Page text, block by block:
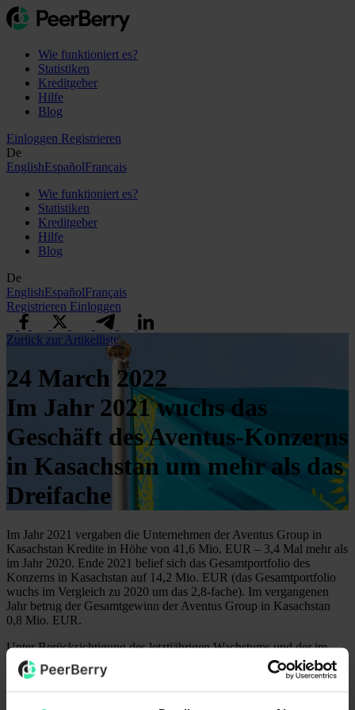
Wie funktioniert es?
Statistiken
Kreditgeber
Hilfe
Blog
Einloggen Registrieren
De
EnglishEspañolFrançais
Wie funktioniert es?
Statistiken
Kreditgeber
Hilfe
Blog
De
EnglishEspañolFrançais
Registrieren Einloggen
Zurück zur Artikelliste
24 March 2022
Im Jahr 2021 wuchs das
Geschäft des Aventus-Konzerns
in Kasachstan um mehr als das
Dreifache
Im Jahr 2021 vergaben die Unternehmen der Aventus Group in
Kasachstan Kredite in Höhe von 41,6 Mio. EUR – 3,4 Mal mehr als
im Jahr 2020. Ende 2021 belief sich das Gesamtportfolio des
Konzerns in Kasachstan auf 14,2 Mio. EUR (das Gesamtportfolio
wuchs im Vergleich zu 2020 um das 2,8-fache). Im vergangenen
Jahr betrug der Gesamtgewinn der Aventus Group in Kasachstan
0,8 Mio. EUR.
Unter Berücksichtigung des letztjährigen Wachstums und der im
ersten Quartal 2022 erzielten Ergebnisse plant die Aventus Group
die Vergabe von Krediten in Kasachstan in Höhe von rund 90 Mio.